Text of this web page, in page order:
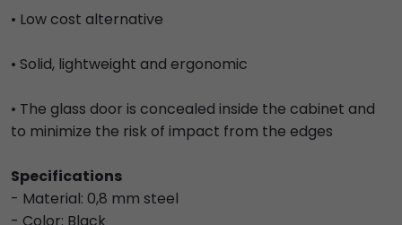
• Low cost alternative
• Solid, lightweight and ergonomic
• The glass door is concealed inside the cabinet and
to minimize the risk of impact from the edges
Specifications
- Material: 0,8 mm steel